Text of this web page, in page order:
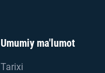
Umumiy ma'lumot
Tarixi